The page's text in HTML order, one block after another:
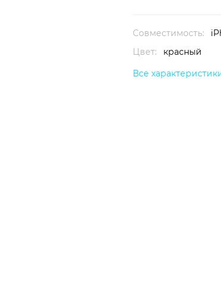
Совместимость:
Цвет:
красный
Все